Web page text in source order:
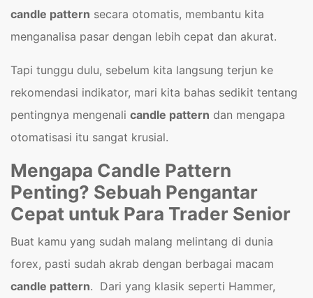
candle pattern secara otomatis, membantu kita
menganalisa pasar dengan lebih cepat dan akurat.
Tapi tunggu dulu, sebelum kita langsung terjun ke
rekomendasi indikator, mari kita bahas sedikit tentang
pentingnya mengenali candle pattern dan mengapa
otomatisasi itu sangat krusial.
Mengapa Candle Pattern
Penting? Sebuah Pengantar
Cepat untuk Para Trader Senior
Buat kamu yang sudah malang melintang di dunia
forex, pasti sudah akrab dengan berbagai macam
candle pattern. Dari yang klasik seperti Hammer,